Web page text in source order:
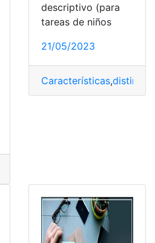
descriptivo (para
tareas de niños
21/05/2023
Características,distinguir